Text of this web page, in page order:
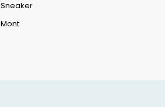
Sneaker
Mont